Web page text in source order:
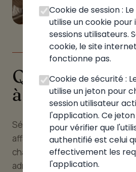
Quelle
à Minzier
Sélectionner la bonne pizzeria
affaire d'occasion et de
chaque moment de la journée,
adresse adaptée. Pour un
Cookie de session :
utilise un cookie pour
sessions utilisateurs.
cookie, le site
fonctionne pas.
Cookie de sécurité :
utilise un jeton pour
session utilisateur
l'application. Ce
pour vérifier que
authentifié est celui
effectivement les
l'application.